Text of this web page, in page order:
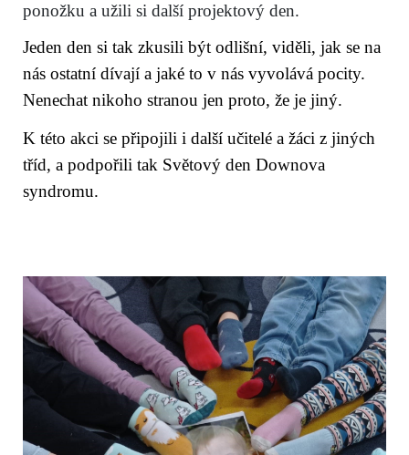
ponožku a užili si další projektový den.
Jeden den si tak zkusili být odlišní, viděli, jak se na
nás ostatní dívají a jaké to v nás vyvolává pocity.
Nenechat nikoho stranou jen proto, že je jiný.
K této akci se připojili i další učitelé a žáci z jiných
tříd, a podpořili tak Světový den Downova
syndromu.